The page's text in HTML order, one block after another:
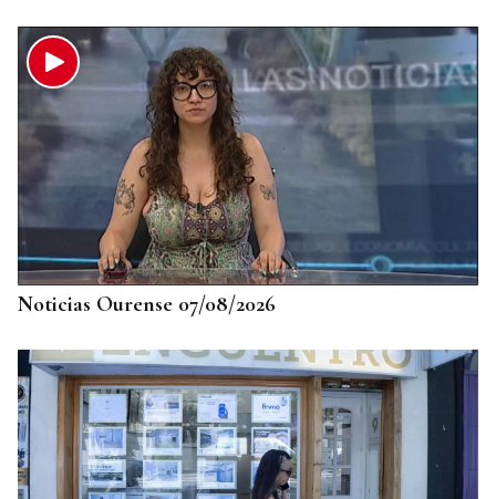
Noticias Ourense 07/08/2026